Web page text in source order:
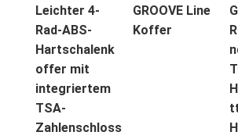
Leichter 4-
Rad-ABS-
Hartschalenk
offer mit
integriertem
TSA-
Zahlenschloss
GROOVE Line
Koffer